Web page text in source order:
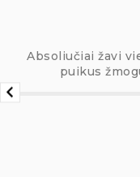
Absoliučiai žavi
puikus